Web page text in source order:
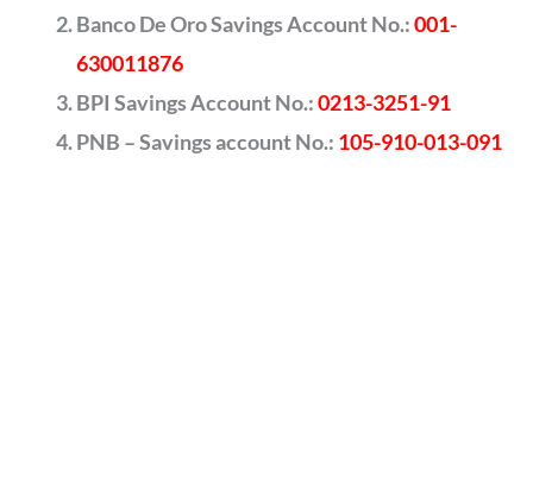
Banco De Oro Savings Account No.:001-
630011876
BPI Savings Account No.:0213-3251-91
PNB – Savings account No.: 105-910-013-091